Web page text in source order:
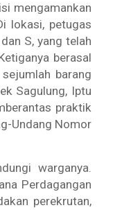
mengamankan
lokasi, petugas
S, yang telah
berasal
barang
Sagulung, Iptu
praktik
Undang Nomor
warganya.
Perdagangan
perekrutan,